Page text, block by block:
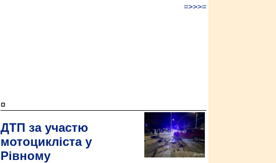
=>>>=
¤
ДТП за участю
мотоцикліста у
Рівному